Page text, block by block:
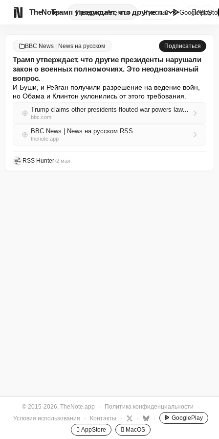
TheNote ПродуктыАгенты
Трамп утверждает, что другие п...
Русский GooglePlay

BBC News | News на русском Подписаться
Трамп утверждает, что другие президенты нарушали
закон о военных полномочиях. Это неоднозначный
вопрос.
И Буши, и Рейган получили разрешение на ведение войн,
но Обама и Клинтон уклонились от этого требования.
Trump claims other presidents flouted war powers law. It's a mixed record
bbc.com
BBC News | News на русском RSS
thenote.app
RSS Hunter•2 мая
© 2015-2026, TheNote.app · Политика конфиденциальности
·
Условия использования
· Контакты · · ·
GooglePlay
 AppStore
 MacOS